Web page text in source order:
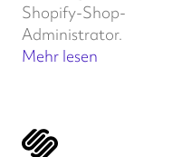
Shopify-Shop-
Administrator.
Mehr lesen